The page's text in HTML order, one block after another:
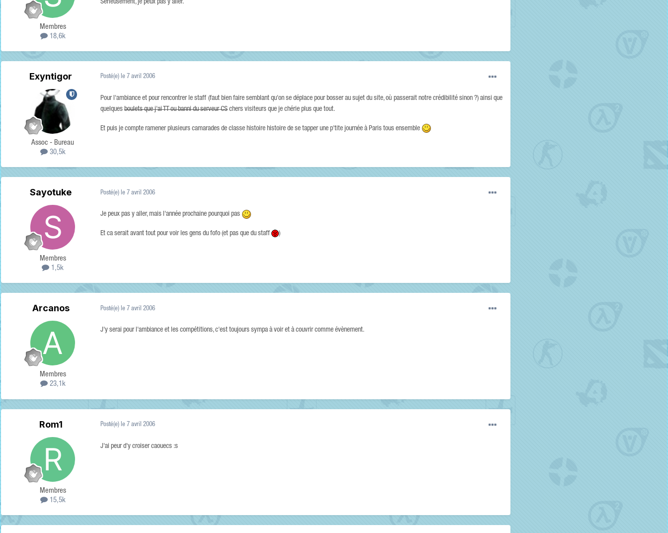
Membres
18,6k
Serieusement, je peux pas y aller.
Exyntigor
Assoc - Bureau
30,5k
Posté(e) le 7 avril 2006
Pour l'ambiance et pour rencontrer le staff (faut bien faire semblant qu'on se déplace pour bosser au sujet du site, où passerait notre crédibilité sinon ?) ainsi que
quelques boulets que j'ai TT ou banni du serveur CS chers visiteurs que je chérie plus que tout.
Et puis je compte ramener plusieurs camarades de classe histoire histoire de se tapper une p'tite journée à Paris tous ensemble
Sayotuke
Membres
1,5k
Posté(e) le 7 avril 2006
Je peux pas y aller, mais l'année prochaine pourquoi pas
Et ca serait avant tout pour voir les gens du fofo (et pas que du staff )
Arcanos
Membres
23,1k
Posté(e) le 7 avril 2006
J'y serai pour l'ambiance et les compétitions, c'est toujours sympa à voir et à couvrir comme évènement.
Rom1
Membres
15,5k
Posté(e) le 7 avril 2006
J'ai peur d'y croiser caouecs :s